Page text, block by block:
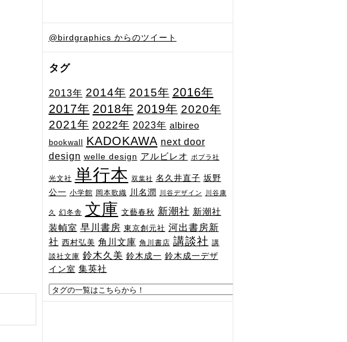
@birdgraphics からのツイート
タグ
2013年 2014年 2015年 2016年
2017年 2018年 2019年 2020年
2021年 2022年 2023年 albireo
bookwall KADOKAWA next door
design welle design アルビレオ ポプラ社
光文社 単行本 双葉社 名久井直子 坂野
公一 小学館 岡本歌織 川名潤 川谷デザイン 川谷康
久 幻冬舎 文庫 文藝春秋 新潮社 新潮社
装幀室 早川書房 東京創元社 河出書房新
社 西村弘美 角川文庫 角川書店 講談社 講
談社文庫 鈴木久美 鈴木成一 鈴木成一デザ
イン室 集英社